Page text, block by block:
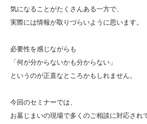
気になることがたくさんある一方で、
実際には情報が取りづらいように思います。
必要性を感じながらも
「何が分からないかも分からない」
というのが正直なところかもしれません。
今回のセミナーでは、
お墓じまいの現場で多くのご相談に対応され